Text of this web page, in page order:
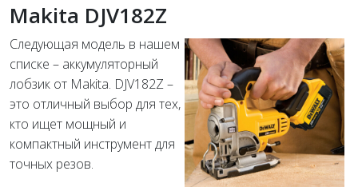
Makita DJV182Z
Следующая модель в нашем
списке – аккумуляторный
лобзик от Makita. DJV182Z –
это отличный выбор для тех,
кто ищет мощный и
компактный инструмент для
точных резов.